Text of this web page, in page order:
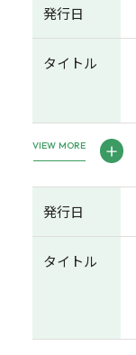
発行日
タイトル
VIEW MORE
発行日
タイトル